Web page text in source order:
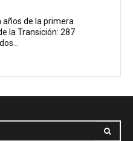
años de la primera
la Transición: 287